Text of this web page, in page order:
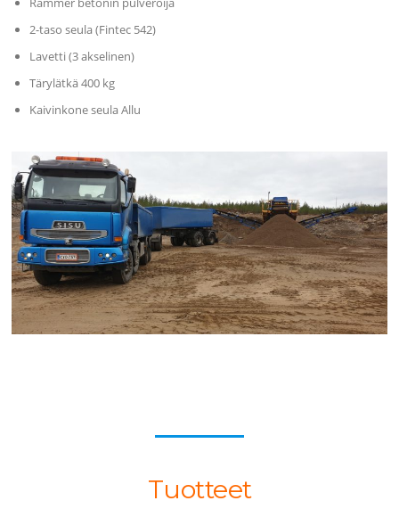
2-taso seula (Fintec 542)
Lavetti (3 akselinen)
Tärylätkä 400 kg
Kaivinkone seula Allu
Tuotteet